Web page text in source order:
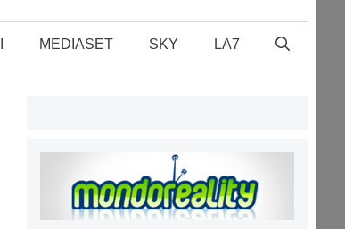
MEDIASET SKY LA7